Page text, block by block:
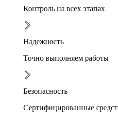
Контроль на всех этапах
Надежность
Точно выполняем работы
Безопасность
Сертифицированные